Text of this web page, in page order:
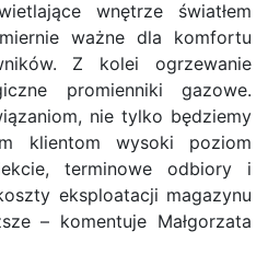
wnętrze światłem
ważne dla komfortu
Z kolei ogrzewanie
promienniki gazowe.
nie tylko będziemy
klientom wysoki poziom
terminowe odbiory i
eksploatacji magazynu
– komentuje Małgorzata